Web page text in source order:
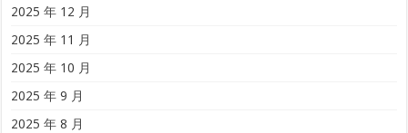
2025 年 12 月
2025 年 11 月
2025 年 10 月
2025 年 9 月
2025 年 8 月